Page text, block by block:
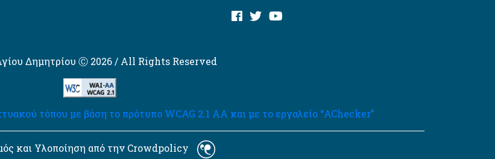
Δημητρίου Ⓒ 2026 / All Rights Reserved
τόπου με βάση το πρότυπο WCAG 2.1 AA και με το εργαλείο “AChecker”
και Υλοποίηση από την Crowdpolicy